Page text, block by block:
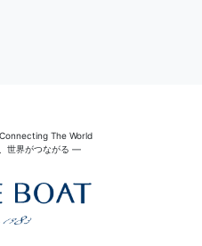
The World
世界がつながる ―